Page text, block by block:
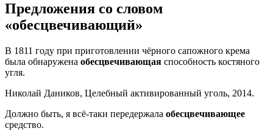
Предложения со словом
«обесцвечивающий»
В 1811 году при приготовлении чёрного сапожного крема
была обнаружена обесцвечивающая способность костяного
угля.
Николай Даников, Целебный активированный уголь, 2014.
Должно быть, я всё-таки передержала обесцвечивающее
средство.